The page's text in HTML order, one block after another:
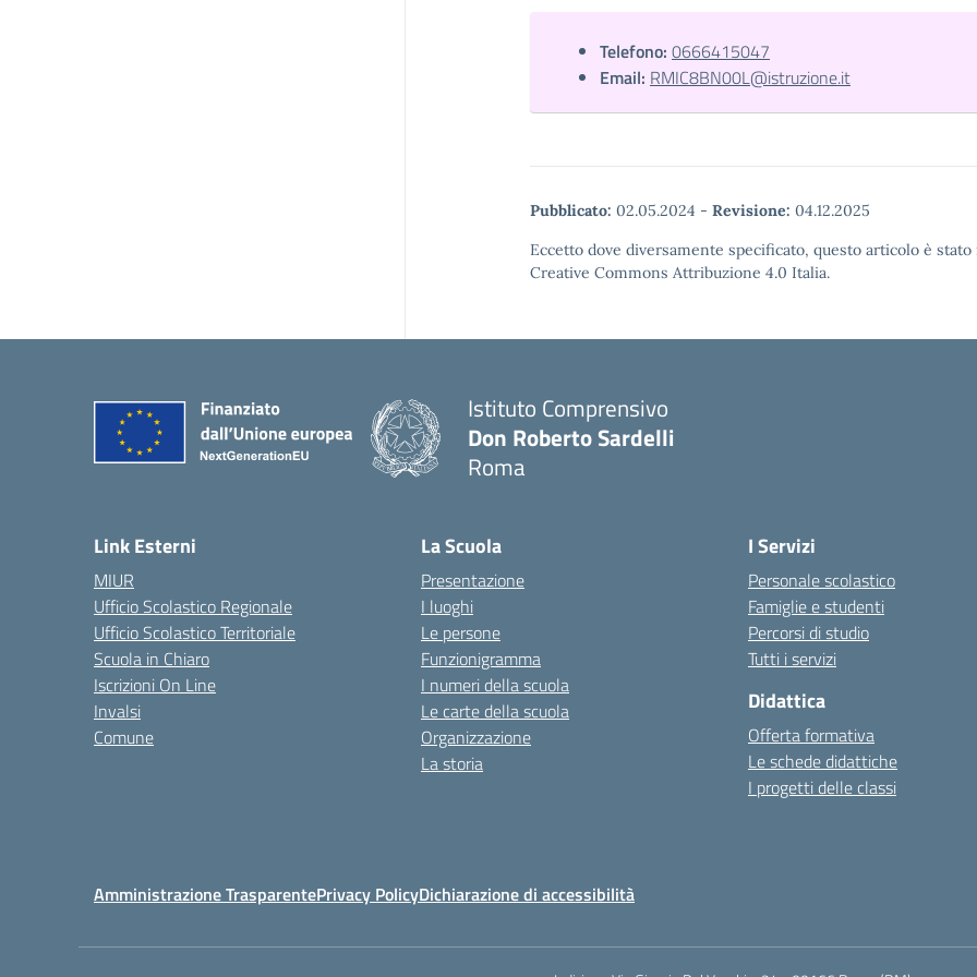
Telefono: 0666415047
Email: RMIC8BN00L@istruzione.it
Pubblicato: 02.05.2024 - Revisione: 04.12.2025
Eccetto dove diversamente specificato, questo articolo è
Creative Commons Attribuzione 4.0 Italia.
Istituto Comprensivo
Don Roberto Sardelli
Roma
Link Esterni
MIUR
Ufficio Scolastico Regionale
Ufficio Scolastico Territoriale
Scuola in Chiaro
Iscrizioni On Line
Invalsi
Comune
La Scuola
Presentazione
I luoghi
Le persone
Funzionigramma
I numeri della scuola
Le carte della scuola
Organizzazione
La storia
I Servizi
Personale scolastico
Famiglie e studenti
Percorsi di studio
Tutti i servizi
Didattica
Offerta formativa
Le schede didattiche
I progetti delle classi
Amministrazione TrasparentePrivacy PolicyDichiarazione di accessibilità